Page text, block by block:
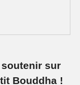
sur
Bouddha !